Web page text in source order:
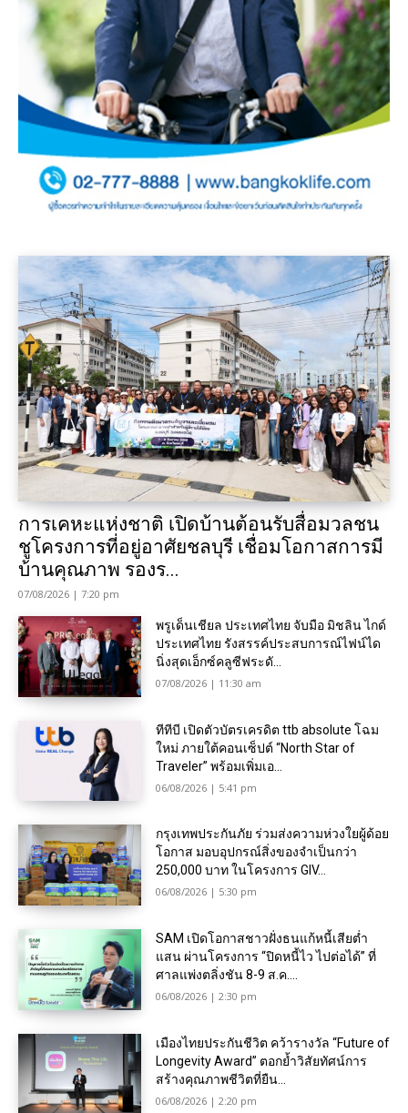
การเคหะแห่งชาติ เปิดบ้านต้อนรับสื่อมวลชน
ชูโครงการที่อยู่อาศัยชลบุรี เชื่อมโอกาสการมี
บ้านคุณภาพ รองร...
07/08/2026 | 7:20 pm
พรูเด็นเชียล ประเทศไทย จับมือ มิชลิน ไกด์
ประเทศไทย รังสรรค์ประสบการณ์ไฟน์ได
นิ่งสุดเอ็กซ์คลูซีฟระดั...
07/08/2026 | 11:30 am
ทีทีบี เปิดตัวบัตรเครดิต ttb absolute โฉม
ใหม่ ภายใต้คอนเซ็ปต์ “North Star of
Traveler” พร้อมเพิ่มเอ...
06/08/2026 | 5:41 pm
กรุงเทพประกันภัย ร่วมส่งความห่วงใยผู้ด้อย
โอกาส มอบอุปกรณ์สิ่งของจำเป็นกว่า
250,000 บาท ในโครงการ GIV...
06/08/2026 | 5:30 pm
SAM เปิดโอกาสชาวฝั่งธนแก้หนี้เสียต่ำ
แสน ผ่านโครงการ “ปิดหนี้ไว ไปต่อได้” ที่
ศาลแพ่งตลิ่งชัน 8-9 ส.ค....
06/08/2026 | 2:30 pm
เมืองไทยประกันชีวิต คว้ารางวัล “Future of
Longevity Award” ตอกย้ำวิสัยทัศน์การ
สร้างคุณภาพชีวิตที่ยืน...
06/08/2026 | 2:20 pm